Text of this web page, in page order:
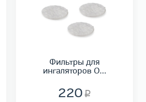
Фильтры для
ингаляторов O…
220